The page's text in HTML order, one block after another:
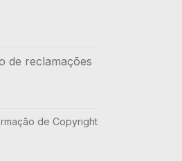
de reclamações
de Copyright